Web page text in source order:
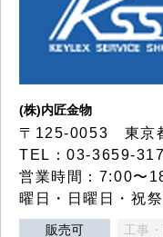
(株)内匠金物
〒125-0053 東京
TEL：03-3659-
営業時間：7:00〜
曜日・日曜日・祝祭
販売可 工事